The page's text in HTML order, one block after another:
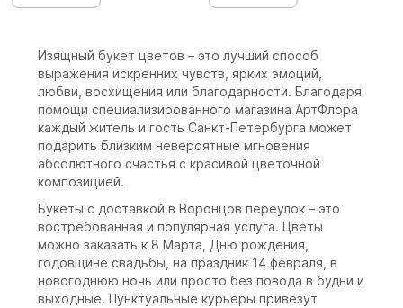
Изящный букет цветов – это лучший способ
выражения искренних чувств, ярких эмоций,
любви, восхищения или благодарности. Благодаря
помощи специализированного магазина АртФлора
каждый житель и гость Санкт-Петербурга может
подарить близким невероятные мгновения
абсолютного счастья с красивой цветочной
композицией.
Букеты с доставкой в Воронцов переулок – это
востребованная и популярная услуга. Цветы
можно заказать к 8 Марта, Дню рождения,
годовщине свадьбы, на праздник 14 февраля, в
новогоднюю ночь или просто без повода в будни и
выходные. Пунктуальные курьеры привезут